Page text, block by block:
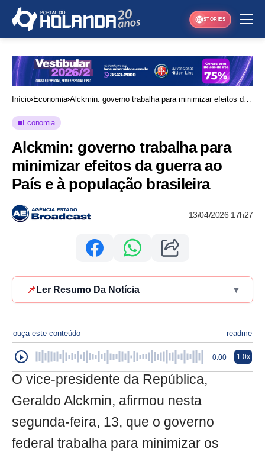
STORIES
Início Economia Alckmin: governo trabalha para minimizar efeitos da
Economia
Alckmin: governo trabalha para
minimizar efeitos da guerra ao
País e à população brasileira
13/04/2026 17h27
📌 Ler Resumo Da Notícia ▾
ouça este conteúdo readme
0:00 1.0x
O vice-presidente da República,
Geraldo Alckmin, afirmou nesta
segunda-feira, 13, que o governo
federal trabalha para minimizar os